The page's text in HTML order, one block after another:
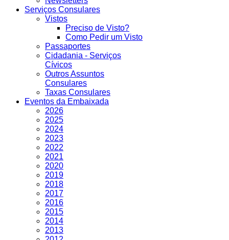
Serviços Consulares
Vistos
Preciso de Visto?
Como Pedir um Visto
Passaportes
Cidadania - Serviços
Cívicos
Outros Assuntos
Consulares
Taxas Consulares
Eventos da Embaixada
2026
2025
2024
2023
2022
2021
2020
2019
2018
2017
2016
2015
2014
2013